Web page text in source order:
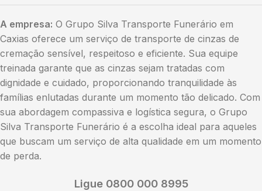
A empresa: O Grupo Silva Transporte Funerário em
Caxias oferece um serviço de transporte de cinzas de
cremação sensível, respeitoso e eficiente. Sua equipe
treinada garante que as cinzas sejam tratadas com
dignidade e cuidado, proporcionando tranquilidade às
famílias enlutadas durante um momento tão delicado. Com
sua abordagem compassiva e logística segura, o Grupo
Silva Transporte Funerário é a escolha ideal para aqueles
que buscam um serviço de alta qualidade em um momento
de perda.
Ligue 0800 000 8995